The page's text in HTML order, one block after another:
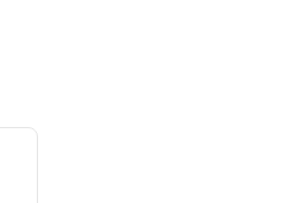
nästa bild